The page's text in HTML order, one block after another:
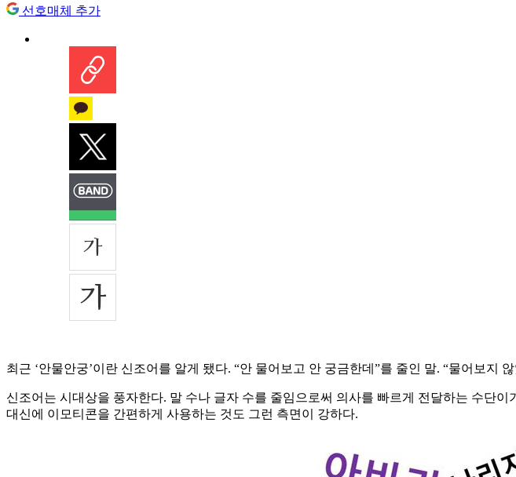
선호매체 추가
최근 ‘안물안궁’이란 신조어를 알게 됐다. “안 물어보고 안 궁금한데”를 줄인 말. “물어보지
신조어는 시대상을 풍자한다. 말 수나 글자 수를 줄임으로써 의사를 빠르게 전달하는 수단
대신에 이모티콘을 간편하게 사용하는 것도 그런 측면이 강하다.